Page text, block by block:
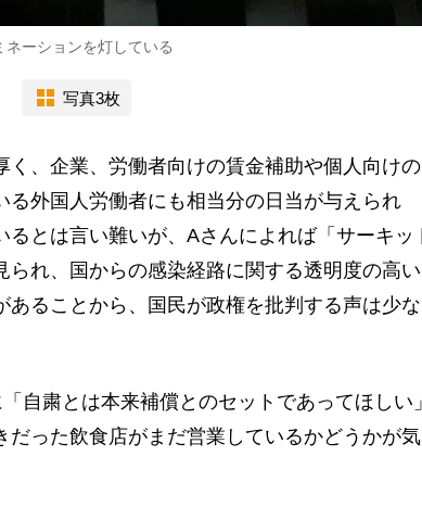
ーションを灯している
写真3枚
、企業、労働者向けの賃金補助や個人向けの
る外国人労働者にも相当分の日当が与えられ
とは言い難いが、Aさんによれば「サーキッ
られ、国からの感染経路に関する透明度の高い
ることから、国民が政権を批判する声は少な
自粛とは本来補償とのセットであってほしい」
だった飲食店がまだ営業しているかどうかが気